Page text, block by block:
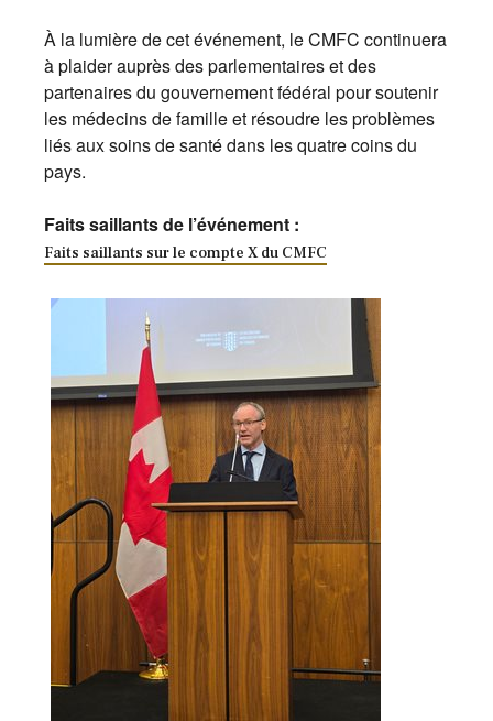
À la lumière de cet événement, le CMFC continuera
à plaider auprès des parlementaires et des
partenaires du gouvernement fédéral pour soutenir
les médecins de famille et résoudre les problèmes
liés aux soins de santé dans les quatre coins du
pays.
Faits saillants de l’événement :
Faits saillants sur le compte X du CMFC